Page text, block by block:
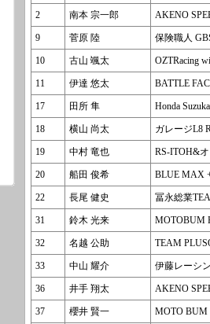
2 南本 宗一郎 AKENO
9 菅原 陸 保険職人
10 古山 颯太 OZTRacing
11 伊達 悠太 BATTLE
17 田所 隼 Honda
18 横山 尚太 ガレージL8
19 中村 竜也 RS-ITOH&
20 船田 俊希 BLUE MAX
22 長尾 健史 冨永総業
31 鈴木 光来 MOTOBUM
32 名越 公助 TEAM
33 中山 耀介 伊藤レーシ
36 井手 翔太 AKENO
37 櫻井 賢一 MOTO BUM